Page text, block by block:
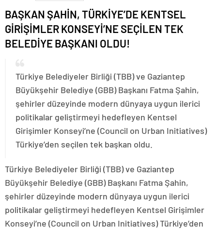
BAŞKAN ŞAHİN, TÜRKİYE’DE KENTSEL
GİRİŞİMLER KONSEYİ’NE SEÇİLEN TEK
BELEDİYE BAŞKANI OLDU!
Türkiye Belediyeler Birliği (TBB) ve Gaziantep
Büyükşehir Belediye (GBB) Başkanı Fatma Şahin,
şehirler düzeyinde modern dünyaya uygun ilerici
politikalar geliştirmeyi hedefleyen Kentsel
Girişimler Konseyi’ne (Council on Urban Initiatives)
Türkiye’den seçilen tek başkan oldu.
Türkiye Belediyeler Birliği (TBB) ve Gaziantep
Büyükşehir Belediye (GBB) Başkanı Fatma Şahin,
şehirler düzeyinde modern dünyaya uygun ilerici
politikalar geliştirmeyi hedefleyen Kentsel Girişimler
Konseyi’ne (Council on Urban Initiatives) Türkiye’den